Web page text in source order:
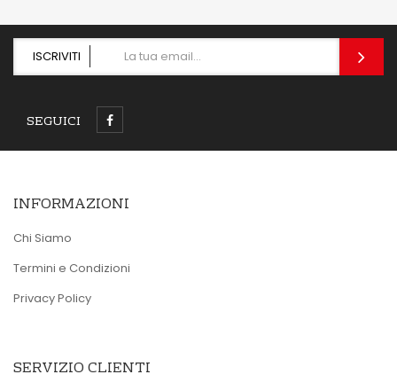
ISCRIVITI
SEGUICI
INFORMAZIONI
Chi Siamo
Termini e Condizioni
Privacy Policy
SERVIZIO CLIENTI